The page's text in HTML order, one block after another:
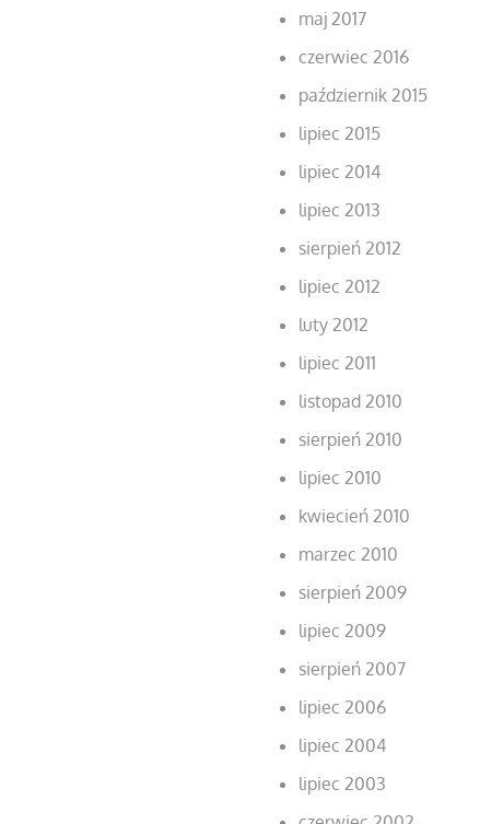
maj 2017
czerwiec 2016
październik 2015
lipiec 2015
lipiec 2014
lipiec 2013
sierpień 2012
lipiec 2012
luty 2012
lipiec 2011
listopad 2010
sierpień 2010
lipiec 2010
kwiecień 2010
marzec 2010
sierpień 2009
lipiec 2009
sierpień 2007
lipiec 2006
lipiec 2004
lipiec 2003